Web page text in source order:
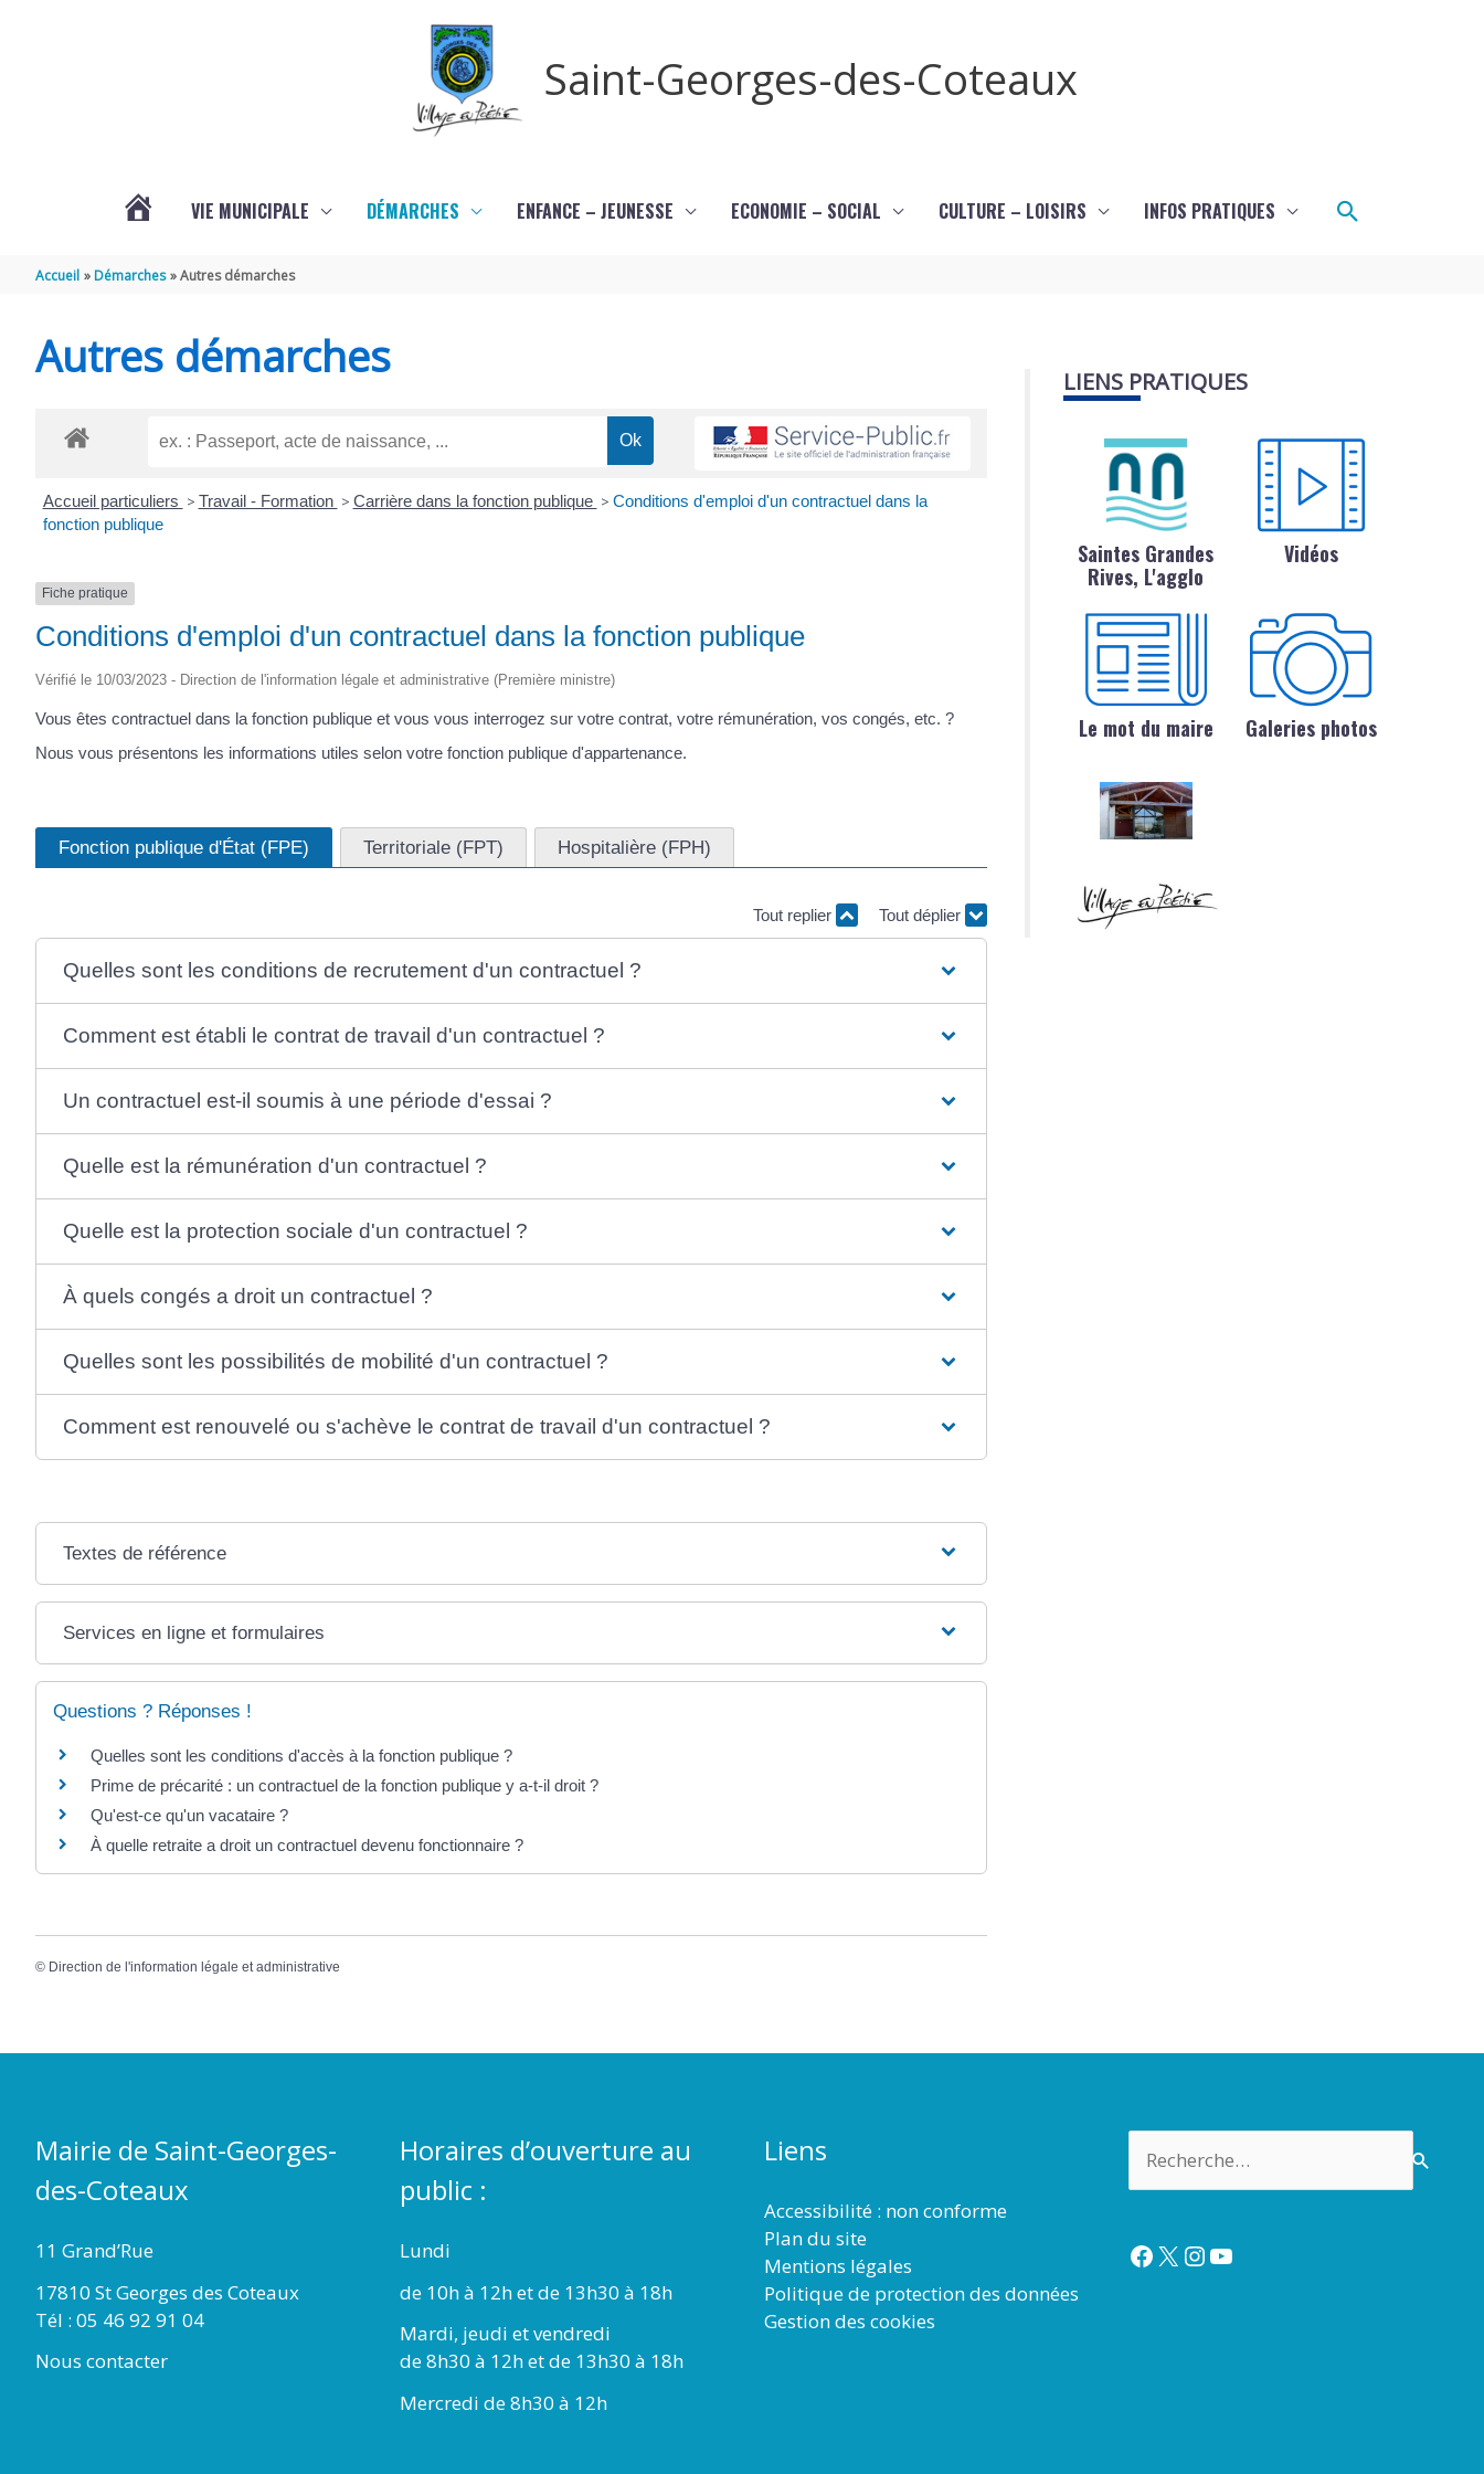
Saint-Georges-des-Coteaux
VIE MUNICIPALE DÉMARCHES ENFANCE – JEUNESSE ECONOMIE – SOCIAL CULTURE – LOISIRS INFOS PRATIQUES Rechercher
Accueil Démarches Autres démarches
Autres démarches
Accueil particuliers > Travail - Formation > Carrière dans la fonction publique > Conditions d'emploi d'un contractuel dans la
fonction publique
Fiche pratique
Conditions d'emploi d'un contractuel dans la fonction publique
Vérifié le 10/03/2023 - Direction de l'information légale et administrative (Première ministre)
Vous êtes contractuel dans la fonction publique et vous vous interrogez sur votre contrat, votre rémunération, vos congés, etc. ?
Nous vous présentons les informations utiles selon votre fonction publique d'appartenance.
Fonction publique d'État (FPE) Territoriale (FPT) Hospitalière (FPH)
Tout replier Tout déplier
Quelles sont les conditions de recrutement d'un contractuel ?
Comment est établi le contrat de travail d'un contractuel ?
Un contractuel est-il soumis à une période d'essai ?
Quelle est la rémunération d'un contractuel ?
Quelle est la protection sociale d'un contractuel ?
À quels congés a droit un contractuel ?
Quelles sont les possibilités de mobilité d'un contractuel ?
Comment est renouvelé ou s'achève le contrat de travail d'un contractuel ?
Textes de référence
Services en ligne et formulaires
Questions ? Réponses !
Quelles sont les conditions d'accès à la fonction publique ?
Prime de précarité : un contractuel de la fonction publique y a-t-il droit ?
Qu'est-ce qu'un vacataire ?
À quelle retraite a droit un contractuel devenu fonctionnaire ?
© Direction de l'information légale et administrative
LIENS PRATIQUES
Saintes Grandes
Rives, L'agglo
Vidéos
Le mot du maire Galeries photos
Mairie de Saint-Georges-
des-Coteaux
11 Grand’Rue
17810 St Georges des Coteaux
Tél : 05 46 92 91 04
Nous contacter
Horaires d’ouverture au
public :
Lundi
de 10h à 12h et de 13h30 à 18h
Mardi, jeudi et vendredi
de 8h30 à 12h et de 13h30 à 18h
Mercredi de 8h30 à 12h
Liens
Accessibilité : non conforme
Plan du site
Mentions légales
Politique de protection des données
Gestion des cookies
Facebook
X Instagram
YouTube